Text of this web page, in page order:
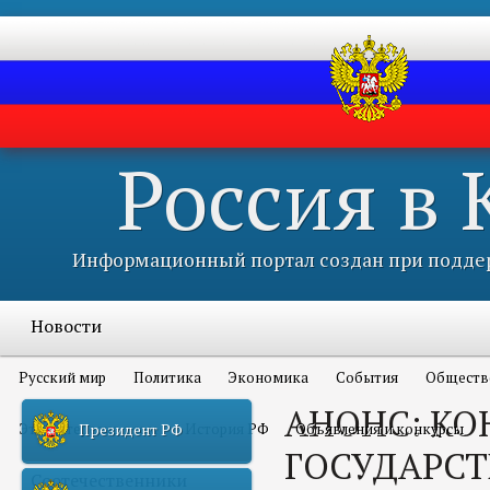
Россия в
Информационный портал создан при
Новости
Русский мир Политика Экономика События
Это интересно всем История РФ Объявления и конкурсы
Соотечественники
Президент РФ
АНОНС: